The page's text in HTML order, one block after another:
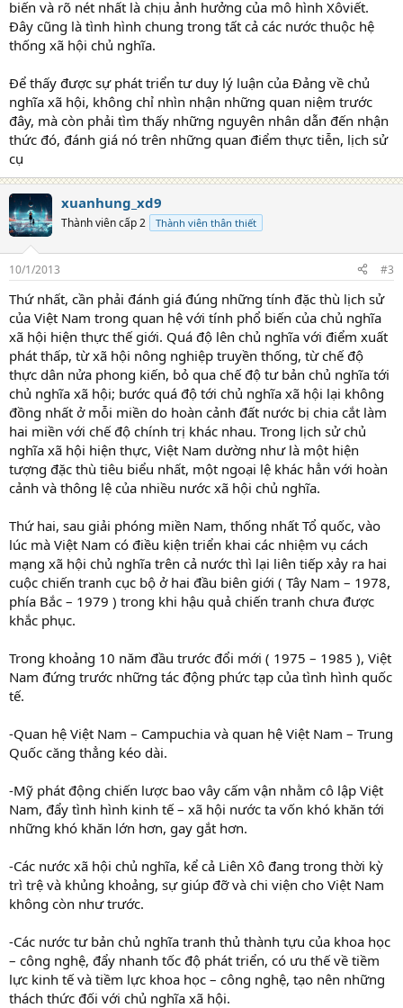
biến và rõ nét nhất là chịu ảnh hưởng của mô hình Xôviết.
Đây cũng là tình hình chung trong tất cả các nước thuộc hệ
thống xã hội chủ nghĩa.
Để thấy được sự phát triển tư duy lý luận của Đảng về chủ
nghĩa xã hội, không chỉ nhìn nhận những quan niệm trước
đây, mà còn phải tìm thấy những nguyên nhân dẫn đến nhận
thức đó, đánh giá nó trên những quan điểm thực tiễn, lịch sử
cụ
xuanhung_xd9
Thành viên cấp 2 Thành viên thân thiết
10/1/2013 #3
Thứ nhất, cần phải đánh giá đúng những tính đặc thù lịch sử
của Việt Nam trong quan hệ với tính phổ biến của chủ nghĩa
xã hội hiện thực thế giới. Quá độ lên chủ nghĩa với điểm xuất
phát thấp, từ xã hội nông nghiệp truyền thống, từ chế độ
thực dân nửa phong kiến, bỏ qua chế độ tư bản chủ nghĩa tới
chủ nghĩa xã hội; bước quá độ tới chủ nghĩa xã hội lại không
đồng nhất ở mỗi miền do hoàn cảnh đất nước bị chia cắt làm
hai miền với chế độ chính trị khác nhau. Trong lịch sử chủ
nghĩa xã hội hiện thực, Việt Nam dường như là một hiện
tượng đặc thù tiêu biểu nhất, một ngoại lệ khác hẳn với hoàn
cảnh và thông lệ của nhiều nước xã hội chủ nghĩa.
Thứ hai, sau giải phóng miền Nam, thống nhất Tổ quốc, vào
lúc mà Việt Nam có điều kiện triển khai các nhiệm vụ cách
mạng xã hội chủ nghĩa trên cả nước thì lại liên tiếp xảy ra hai
cuộc chiến tranh cục bộ ở hai đầu biên giới ( Tây Nam – 1978,
phía Bắc – 1979 ) trong khi hậu quả chiến tranh chưa được
khắc phục.
Trong khoảng 10 năm đầu trước đổi mới ( 1975 – 1985 ), Việt
Nam đứng trước những tác động phức tạp của tình hình quốc
tế.
-Quan hệ Việt Nam – Campuchia và quan hệ Việt Nam – Trung
Quốc căng thẳng kéo dài.
-Mỹ phát động chiến lược bao vây cấm vận nhằm cô lập Việt
Nam, đẩy tình hình kinh tế – xã hội nước ta vốn khó khăn tới
những khó khăn lớn hơn, gay gắt hơn.
-Các nước xã hội chủ nghĩa, kể cả Liên Xô đang trong thời kỳ
trì trệ và khủng khoảng, sự giúp đỡ và chi viện cho Việt Nam
không còn như trước.
-Các nước tư bản chủ nghĩa tranh thủ thành tựu của khoa học
– công nghệ, đẩy nhanh tốc độ phát triển, có ưu thế về tiềm
lực kinh tế và tiềm lực khoa học – công nghệ, tạo nên những
thách thức đối với chủ nghĩa xã hội.